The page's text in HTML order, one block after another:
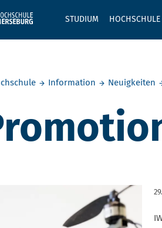
STUDIUM HOCHSCHULE
Information Neuigkeiten